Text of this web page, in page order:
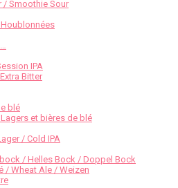
/ Smoothie Sour
IPA
Bitter
blé
et bières de blé
/ Cold IPA
/ Helles Bock / Doppel Bock
/ Wheat Ale / Weizen